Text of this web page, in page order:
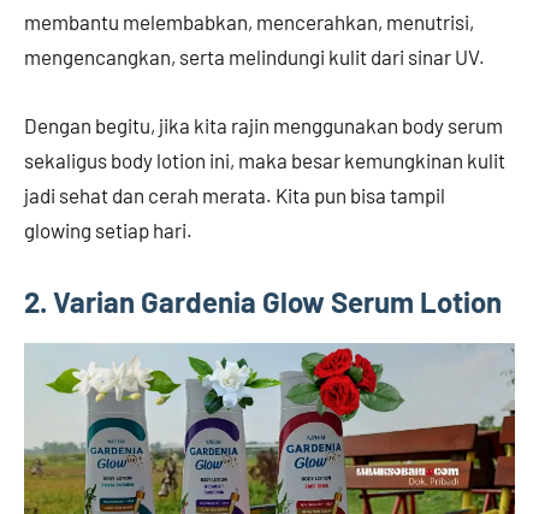
membantu melembabkan, mencerahkan, menutrisi,
mengencangkan, serta melindungi kulit dari sinar UV.
Dengan begitu, jika kita rajin menggunakan body serum
sekaligus body lotion ini, maka besar kemungkinan kulit
jadi sehat dan cerah merata. Kita pun bisa tampil
glowing setiap hari.
2. Varian Gardenia Glow Serum Lotion